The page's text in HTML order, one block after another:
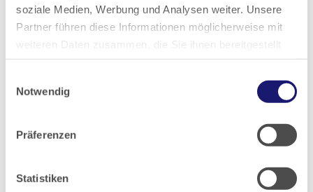
soziale Medien, Werbung und Analysen weiter. Unsere
Partner führen diese Informationen möglicherweise mit
weiteren Daten zusammen, die Sie ihnen bereitgestellt
haben oder die sie im Rahmen Ihrer Nutzung der Dienste
Notwendig
Präferenzen
Statistiken
Henri Matisse: Paysage, le mur rose. Korsika 1898. Das Gemälde zählt zu den
der Sammlung des jüdischen Unternehmers und feinsinnigen
Kunstliebhabers Harry Fuld (1879−1932). Die Sammlung musste der Sohn